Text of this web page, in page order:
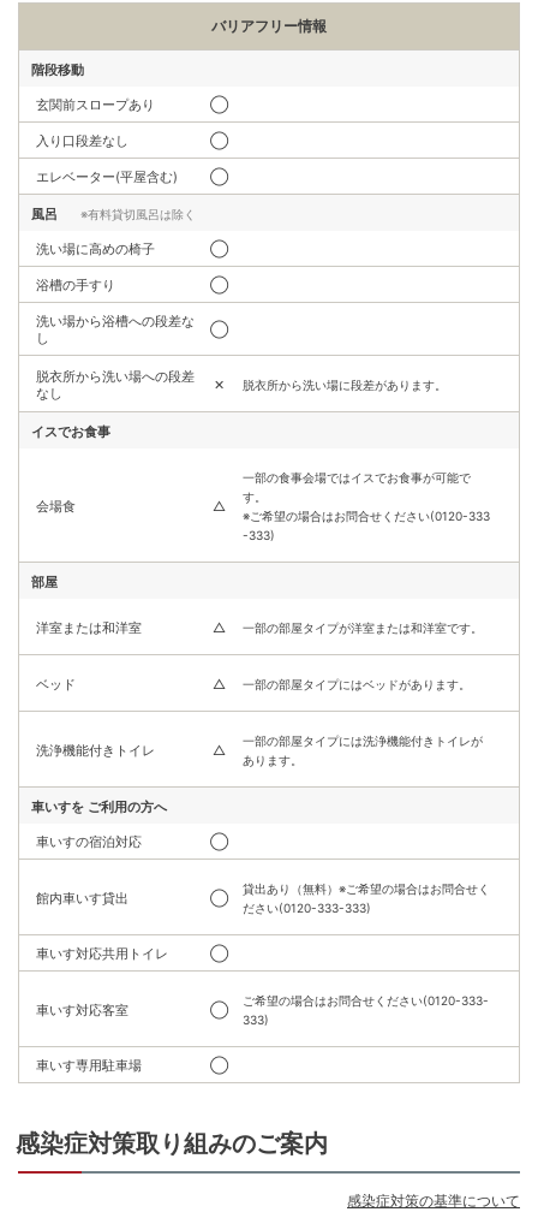
バリアフリー情報
階段移動
玄関前スロープあり ◯
入り口段差なし ◯
エレベーター(平屋含む) ◯
風呂 ※有料貸切風呂は除く
洗い場に高めの椅子 ◯
浴槽の手すり ◯
洗い場から浴槽への段差な
し
◯
脱衣所から洗い場への段差
なし
✕ 脱衣所から洗い場に段差があります。
イスでお食事
会場食 △
一部の食事会場ではイスでお食事が可能で
す。
※ご希望の場合はお問合せください(0120-333
-333)
部屋
洋室または和洋室 △ 一部の部屋タイプが洋室または和洋室です。
ベッド △ 一部の部屋タイプにはベッドがあります。
洗浄機能付きトイレ △
一部の部屋タイプには洗浄機能付きトイレが
あります。
車いすを ご利用の方へ
車いすの宿泊対応 ◯
館内車いす貸出 ◯
貸出あり（無料）※ご希望の場合はお問合せく
ださい(0120-333-333)
車いす対応共用トイレ ◯
車いす対応客室 ◯
ご希望の場合はお問合せください(0120-333-
333)
車いす専用駐車場 ◯
感染症対策取り組みのご案内
感染症対策の基準について